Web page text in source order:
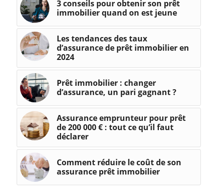
3 conseils pour obtenir son prêt
immobilier quand on est jeune
Les tendances des taux
d’assurance de prêt immobilier en
2024
Prêt immobilier : changer
d’assurance, un pari gagnant ?
Assurance emprunteur pour prêt
de 200 000 € : tout ce qu’il faut
déclarer
Comment réduire le coût de son
assurance prêt immobilier